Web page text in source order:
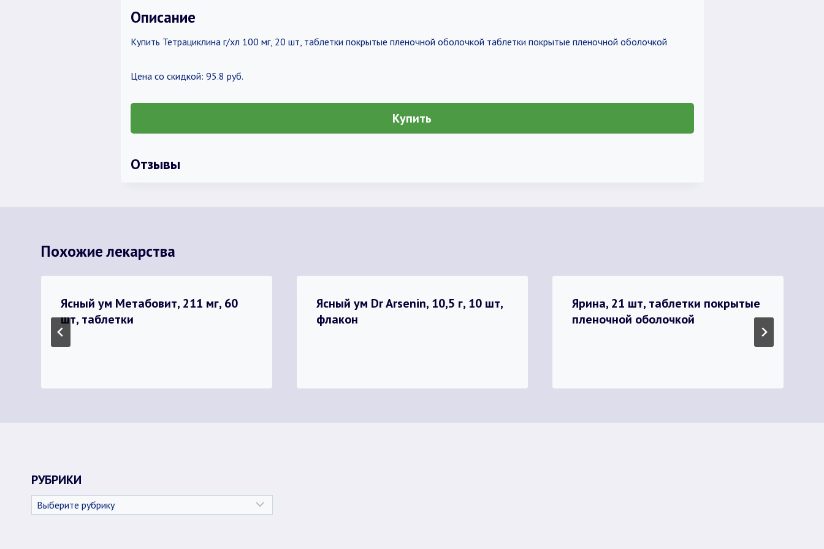
Описание
Купить Тетрациклина г/хл 100 мг, 20 шт, таблетки покрытые пленочной оболочкой таблетки покрытые пленочной оболочкой
Цена со скидкой: 95.8 руб.
Купить
Отзывы
Похожие лекарства
Ясный ум Метабовит, 211 мг, 60
шт, таблетки
Ясный ум Dr Arsenin, 10,5 г, 10 шт,
флакон
Ярина, 21 шт, таблетки покрытые
пленочной оболочкой
РУБРИКИ
Рубрики